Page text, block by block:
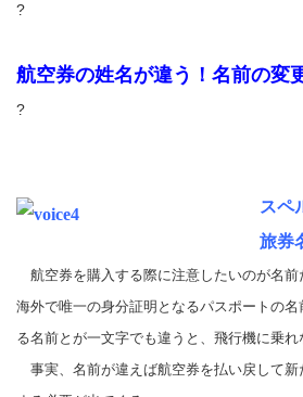
?
航空券の姓名が違う！ 名前の変
?
スペ
旅券
航空券を購入する際に注意したいのが名前
海外で唯一の身分証明となるパスポートの
る名前とが一文字でも違うと、飛行機に乗れ
事実、名前が違えば航空券を払い戻して新